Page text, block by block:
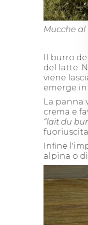
Mucche al
Il burro
del latte.
viene
emerge
La panna
crema e
“lait du
Infine
alpina o